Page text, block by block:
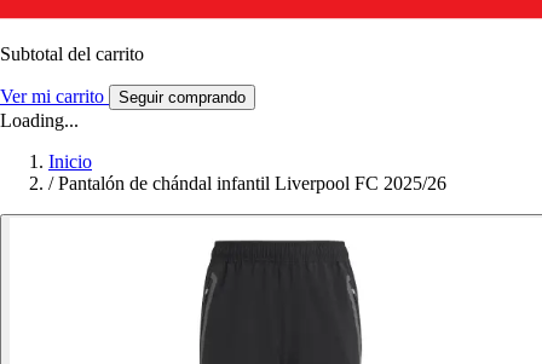
Subtotal del carrito
Ver mi carrito Seguir comprando
Loading...
Inicio
/ Pantalón de chándal infantil Liverpool FC 2025/26